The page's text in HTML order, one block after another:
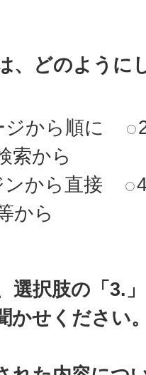
、どのように
から順に
索から
から直接
から
選択肢の「3.
かせください